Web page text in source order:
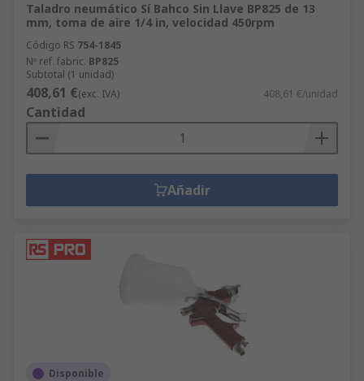
Taladro neumático Sí Bahco Sin Llave BP825 de 13
mm, toma de aire 1/4 in, velocidad 450rpm
Código RS 754-1845
Nº ref. fabric. BP825
Subtotal (1 unidad)
408,61 €(exc. IVA) 408,61 €/unidad
Cantidad
Añadir
Disponible